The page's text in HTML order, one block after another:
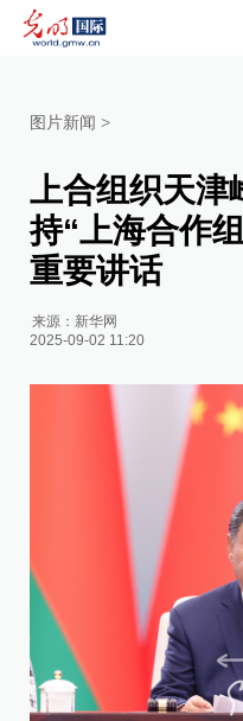
图片新闻 >
上合组织天津
持“上海合作
重要讲话
来源： 新华网
2025-09-02 11:20